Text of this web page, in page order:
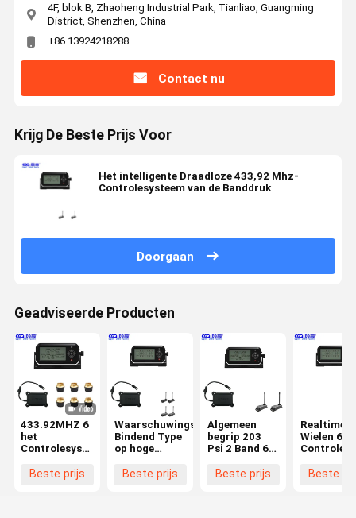
4F, blok B, Zhaoheng Industrial Park, Tianliao, Guangming
District, Shenzhen, China
+86 13924218288
Contact nu
Krijg De Beste Prijs Voor
Het intelligente Draadloze 433,92 Mhz-
Controlesysteem van de Banddruk
Doorgaan
Geadviseerde Producten
433.92MHZ 6
het
Controlesysteem
Banddruk
Beste prijs
Waarschuwings
Bindend Type
op hoge
4 Sensor van
Beste prijs
Algemeen
begrip 203
Psi 2 Band 6
Controlesysteem
Beste prijs
Realtime 4
Wielen 6
Banddruk
Beste